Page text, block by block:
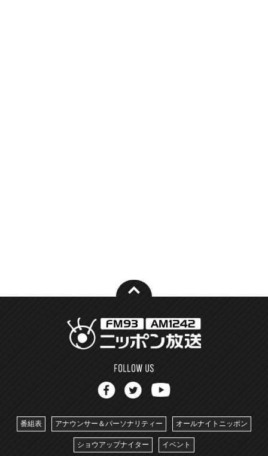
番組表 アナウンサー＆パーソナリティー オールナイトニッポン
ショウアップナイター イベント